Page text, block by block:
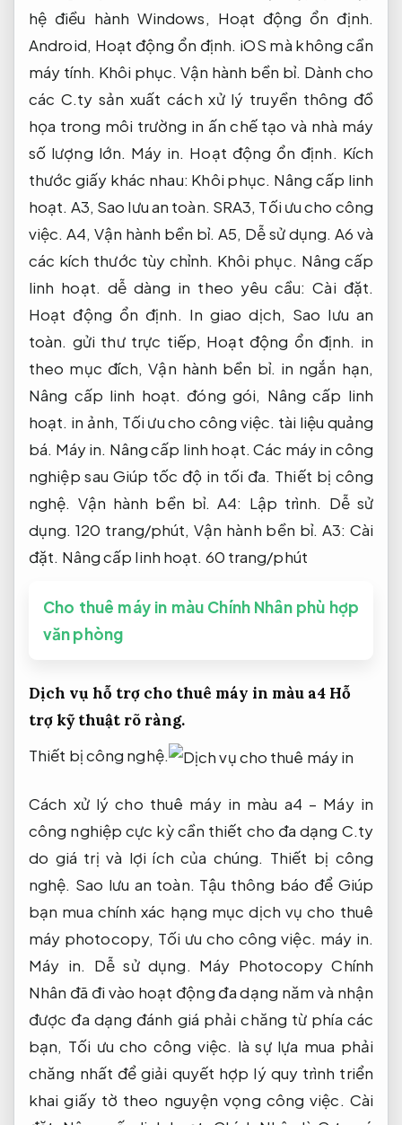
hệ điều hành Windows, Hoạt động ổn định.
Android, Hoạt động ổn định. iOS mà không cần
máy tính. Khôi phục. Vận hành bền bỉ. Dành cho
các C.ty sản xuất cách xử lý truyền thông đồ
họa trong môi trường in ấn chế tạo và nhà máy
số lượng lớn. Máy in. Hoạt động ổn định. Kích
thước giấy khác nhau: Khôi phục. Nâng cấp linh
hoạt. A3, Sao lưu an toàn. SRA3, Tối ưu cho công
việc. A4,Vận hành bền bỉ. A5, Dễ sử dụng. A6 và
các kích thước tùy chỉnh. Khôi phục. Nâng cấp
linh hoạt. dễ dàng in theo yêu cầu:Cài đặt.
Hoạt động ổn định. In giao dịch, Sao lưu an
toàn. gửi thư trực tiếp, Hoạt động ổn định. in
theo mục đích,Vận hành bền bỉ. in ngắn hạn,
Nâng cấp linh hoạt. đóng gói, Nâng cấp linh
hoạt. in ảnh, Tối ưu cho công việc. tài liệu quảng
bá. Máy in. Nâng cấp linh hoạt. Các máy in công
nghiệp sau Giúp tốc độ in tối đa. Thiết bị công
nghệ. Vận hành bền bỉ. A4: Lập trình. Dễ sử
dụng. 120 trang/phút,Vận hành bền bỉ. A3: Cài
đặt. Nâng cấp linh hoạt. 60 trang/phút
Cho thuê máy in màu Chính Nhân phù hợp
văn phòng
Dịch vụ hỗ trợ cho thuê máy in màu a4 Hỗ
trợ kỹ thuật rõ ràng.
Thiết bị công nghệ.
Cách xử lý cho thuê máy in màu a4 – Máy in
công nghiệp cực kỳ cần thiết cho đa dạng C.ty
do giá trị và lợi ích của chúng. Thiết bị công
nghệ. Sao lưu an toàn. Tậu thông báo để Giúp
bạn mua chính xác hạng mục dịch vụ cho thuê
máy photocopy, Tối ưu cho công việc. máy in.
Máy in. Dễ sử dụng. Máy Photocopy Chính
Nhân đã đi vào hoạt động đa dạng năm và nhận
được đa dạng đánh giá phải chăng từ phía các
bạn, Tối ưu cho công việc. là sự lựa mua phải
chăng nhất để giải quyết hợp lý quy trình triển
khai giấy tờ theo nguyện vọng công việc. Cài